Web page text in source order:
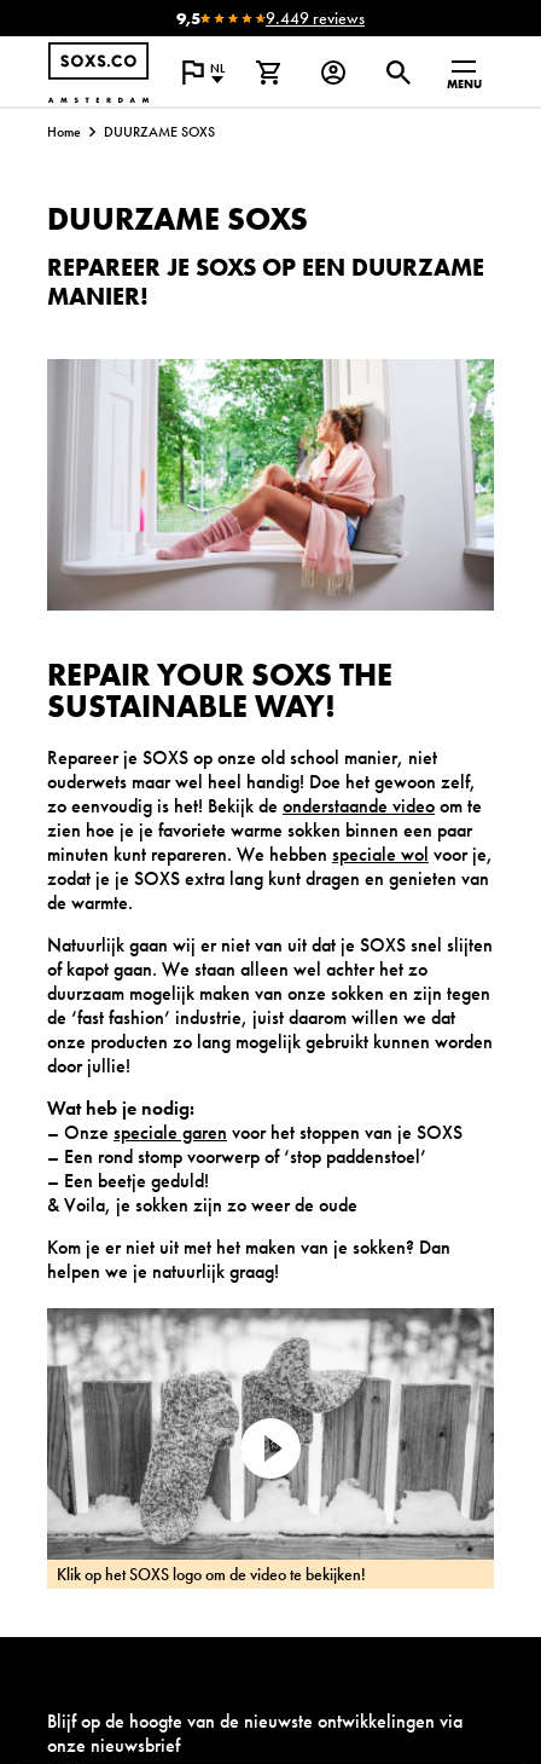
9,5 9.449 reviews
NL
MENU
Home DUURZAME SOXS
DUURZAME SOXS
REPAREER JE SOXS OP EEN DUURZAME
MANIER!
REPAIR YOUR SOXS THE
SUSTAINABLE WAY!
Repareer je SOXS op onze old school manier, niet
ouderwets maar wel heel handig! Doe het gewoon zelf,
zo eenvoudig is het! Bekijk de onderstaande videoom te
zien hoe je je favoriete warme sokken binnen een paar
minuten kunt repareren. We hebben speciale wol voor je,
zodat je je SOXS extra lang kunt dragen en genieten van
de warmte.
Natuurlijk gaan wij er niet van uit dat je SOXS snel slijten
of kapot gaan. We staan alleen wel achter het zo
duurzaam mogelijk maken van onze sokken en zijn tegen
de ‘fast fashion’ industrie, juist daarom willen we dat
onze producten zo lang mogelijk gebruikt kunnen worden
door jullie!
Wat heb je nodig:
– Onze speciale garen voor het stoppen van je SOXS
– Een rond stomp voorwerp of ‘stop paddenstoel’
– Een beetje geduld!
& Voila, je sokken zijn zo weer de oude
Kom je er niet uit met het maken van je sokken? Dan
helpen we je natuurlijk graag!
Klik
op
SOXS
de
video
Klik op het SOXS logo om de video te bekijken!
Blijf op de hoogte van de nieuwste ontwikkelingen via
onze nieuwsbrief